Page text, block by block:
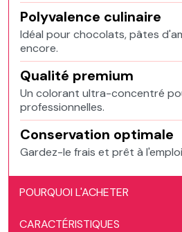
Polyvalence culinaire
Idéal pour chocolats, pâtes
encore.
Qualité premium
Un colorant ultra-concentré
professionnelles.
Conservation optimale
Gardez-le frais et prêt à
POURQUOI L'ACHETER
CARACTÉRISTIQUES